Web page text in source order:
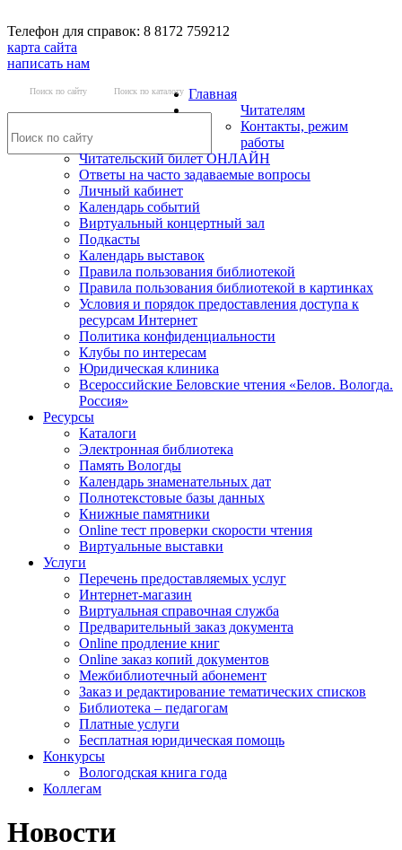
Телефон для справок: 8 8172 759212
карта сайта
написать нам
Поиск по сайту Поиск по каталогу Главная
Читателям
Контакты, режим
работы
Читательский билет ОНЛАЙН
Ответы на часто задаваемые вопросы
Личный кабинет
Календарь событий
Виртуальный концертный зал
Подкасты
Календарь выставок
Правила пользования библиотекой
Правила пользования библиотекой в картинках
Условия и порядок предоставления доступа к
ресурсам Интернет
Политика конфиденциальности
Клубы по интересам
Юридическая клиника
Всероссийские Беловские чтения «Белов. Вологда.
Россия»
Ресурсы
Каталоги
Электронная библиотека
Память Вологды
Календарь знаменательных дат
Полнотекстовые базы данных
Книжные памятники
Online тест проверки скорости чтения
Виртуальные выставки
Услуги
Перечень предоставляемых услуг
Интернет-магазин
Виртуальная справочная служба
Предварительный заказ документа
Online продление книг
Online заказ копий документов
Межбиблиотечный абонемент
Заказ и редактирование тематических списков
Библиотека – педагогам
Платные услуги
Бесплатная юридическая помощь
Конкурсы
Вологодская книга года
Коллегам
Новости